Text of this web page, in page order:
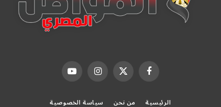
فيسبوك X الانستغراميوتيوب
الرئيسية من نحن سياسة الخصوصية